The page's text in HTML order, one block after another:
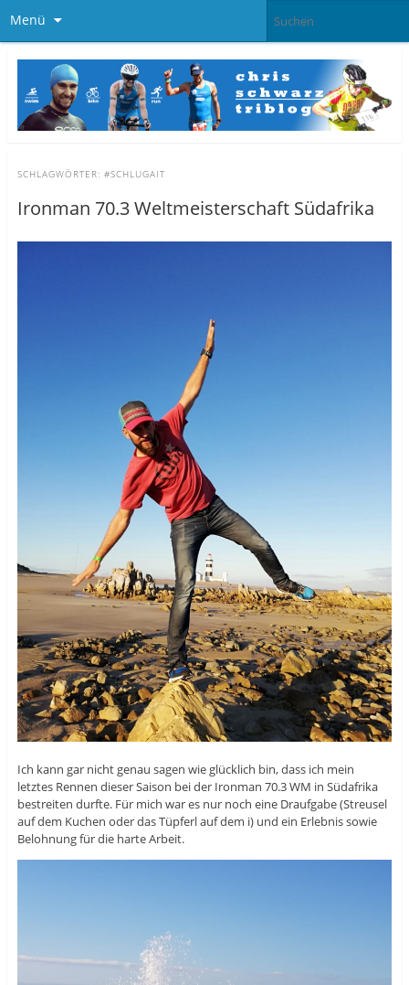
Menü
SCHLAGWÖRTER: #SCHLUGAIT
Ironman 70.3 Weltmeisterschaft Südafrika
Ich kann gar nicht genau sagen wie glücklich bin, dass ich mein
letztes Rennen dieser Saison bei der Ironman 70.3 WM in Südafrika
bestreiten durfte. Für mich war es nur noch eine Draufgabe (Streusel
auf dem Kuchen oder das Tüpferl auf dem i) und ein Erlebnis sowie
Belohnung für die harte Arbeit.